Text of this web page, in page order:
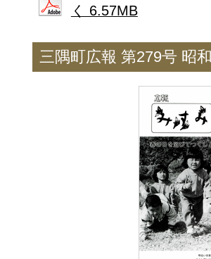
く 6.57MB
三隅町広報 第279号 昭